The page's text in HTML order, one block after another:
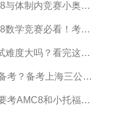
国际竞赛AMC8与体制内竞赛小奥，究竟推荐参加哪一个？
初次备考AMC8数学竞赛必看！考试时间及报名流程汇总
AMC8竞赛考试难度大吗？看完这篇轻松拿下！
上海三公怎么备考？备考上海三公这些逻辑一定要懂！-季遇教育
备考三公一定要考AMC8和小托福吗？AMC8和小托福考多少分才有优势？-季遇教育